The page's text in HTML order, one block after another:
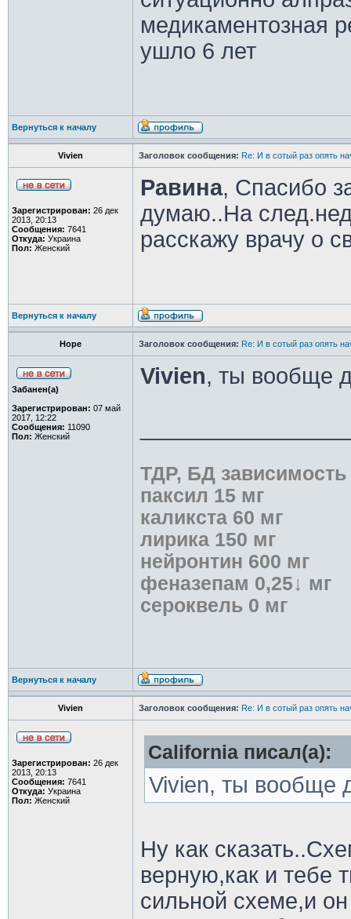
медикаментозная
ушло 6 лет
Вернуться к началу
Vivien Заголовок сообщения: Re: И в сотый раз опять
Зарегистрирован: 26 дек
2013, 20:13
Сообщения: 7641
Откуда: Украина
Пол: Женский
Равина, Спасибо
думаю..На
расскажу врачу о
Вернуться к началу
Hope Заголовок сообщения: Re: И в сотый раз опять
Забанен(а)
Зарегистрирован: 07 май
2017, 12:22
Сообщения: 11090
Пол: Женский
Vivien, ты вообще
ТДР, БД зависимость
паксил 15 мг
каликста 60 мг
лирика 150 мг
нейронтин 600 мг
феназепам 0,25↓ мг
сероквель 0 мг
Вернуться к началу
Vivien Заголовок сообщения: Re: И в сотый раз опять
Зарегистрирован: 26 дек
2013, 20:13
Сообщения: 7641
Откуда: Украина
Пол: Женский
California писал(а):
Vivien, ты вообще
Ну как
верную,как и тебе
сильной схеме,и